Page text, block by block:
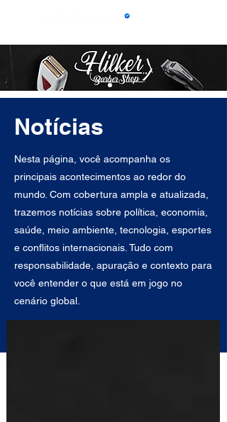
Notícias
Nesta página, você acompanha os
principais acontecimentos ao redor do
mundo. Com cobertura ampla e atualizada,
trazemos notícias sobre política, economia,
saúde, meio ambiente, tecnologia, esportes
e conflitos internacionais. Tudo com
responsabilidade, apuração e contexto para
você entender o que está em jogo no
cenário global.